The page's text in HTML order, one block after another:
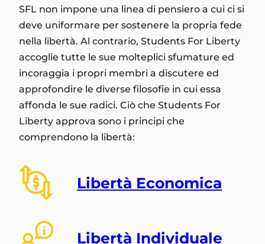
SFL non impone una linea di pensiero a cui ci si
deve uniformare per sostenere la propria fede
nella libertà. Al contrario, Students For Liberty
accoglie tutte le sue molteplici sfumature ed
incoraggia i propri membri a discutere ed
approfondire le diverse filosofie in cui essa
affonda le sue radici. Ciò che Students For
Liberty approva sono i principi che
comprendono la libertà:
Libertà Economica
Libertà Individuale